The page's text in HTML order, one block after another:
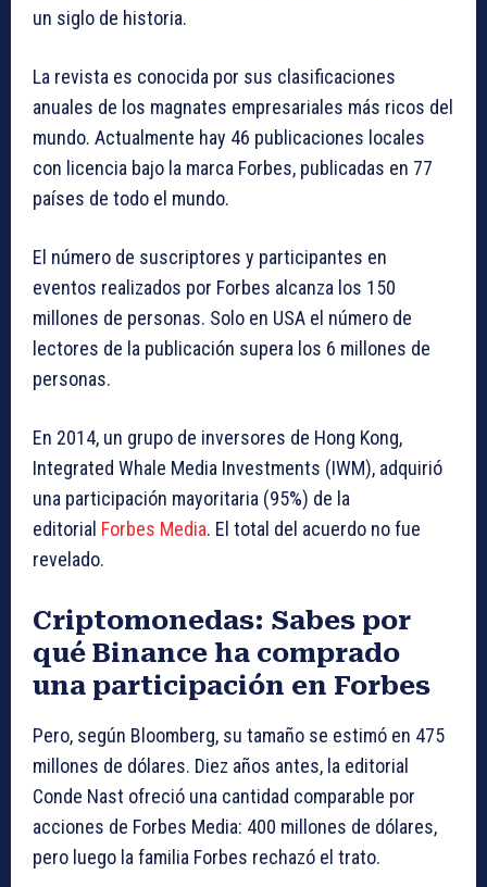
un siglo de historia.
La revista es conocida por sus clasificaciones
anuales de los magnates empresariales más ricos del
mundo. Actualmente hay 46 publicaciones locales
con licencia bajo la marca Forbes, publicadas en 77
países de todo el mundo.
El número de suscriptores y participantes en
eventos realizados por Forbes alcanza los 150
millones de personas. Solo en USA el número de
lectores de la publicación supera los 6 millones de
personas.
En 2014, un grupo de inversores de Hong Kong,
Integrated Whale Media Investments (IWM), adquirió
una participación mayoritaria (95%) de la
editorial Forbes Media. El total del acuerdo no fue
revelado.
Criptomonedas: Sabes por
qué Binance ha comprado
una participación en Forbes
Pero, según Bloomberg, su tamaño se estimó en 475
millones de dólares. Diez años antes, la editorial
Conde Nast ofreció una cantidad comparable por
acciones de Forbes Media: 400 millones de dólares,
pero luego la familia Forbes rechazó el trato.